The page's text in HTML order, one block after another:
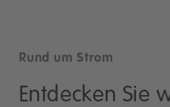
Rund um Strom
Entdecken Sie